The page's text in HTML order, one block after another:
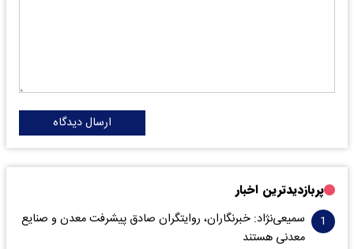
ارسال دیدگاه
پربازدیدترین اخبار
سمیعی‌نژاد: خبرنگاران، روایتگران صادق پیشرفت معدن و صنایع
معدنی هستند